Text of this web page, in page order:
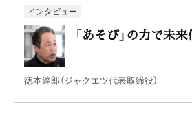
インタビュー
「あそび」の力で未
徳本達郎（ジャクエツ代表取締役）